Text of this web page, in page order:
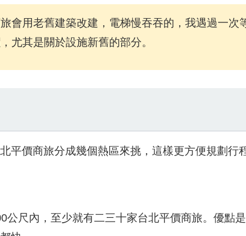
會用老舊建築改建，電梯慢吞吞的，我遇過一次
尤其是關於設施新舊的部分。
平價商旅分成幾個熱區來挑，這樣更方便規劃行
尺內，至少就有二三十家台北平價商旅。優點